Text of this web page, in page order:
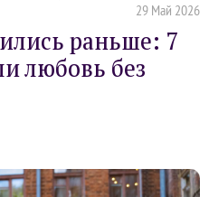
29 Май 2026
раньше: 7
любовь без